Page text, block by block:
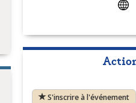
S'inscrire à l'événement